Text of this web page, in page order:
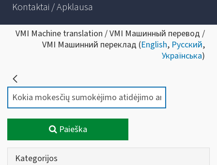
Kontaktai / Apklausa
VMI Machine translation / VMI Машинный перевод /
VMI Машинний переклад (English, Русский,
Українська)
Paieška
Kategorijos